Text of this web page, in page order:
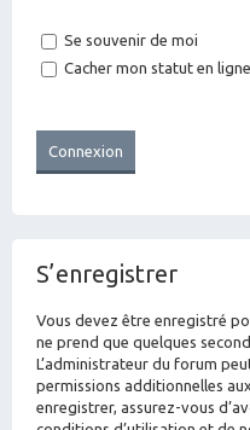
Se souvenir de moi
Cacher mon statut en
S’enregistrer
Vous devez être enregistré
ne prend que quelques
L’administrateur du forum
permissions additionnelles
enregistrer, assurez-vous